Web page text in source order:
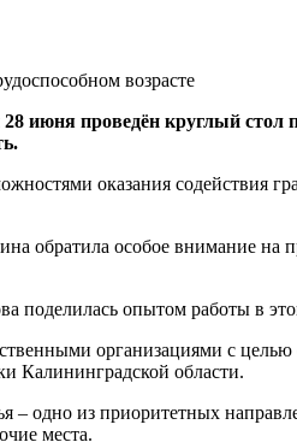
июня проведён круглый стол
оказания содействия
обратила особое внимание
поделилась опытом работы в
организациями с
Калининградской области.
одно из приоритетных
места.